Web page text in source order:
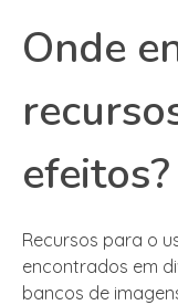
Onde
efeitos?
Recursos para o
encontrados em
bancos de